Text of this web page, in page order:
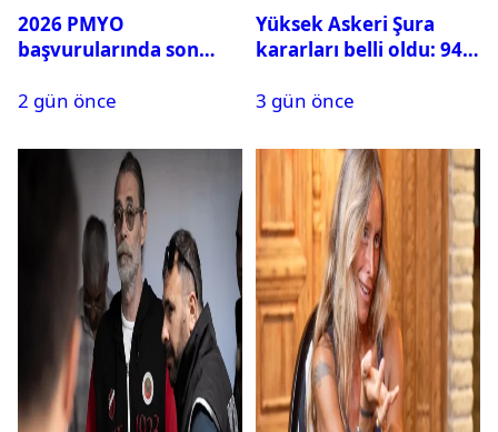
2026 PMYO
başvurularında son
2 gün önce
Yüksek Askeri Şura
kararları belli oldu: 94
3 gün önce